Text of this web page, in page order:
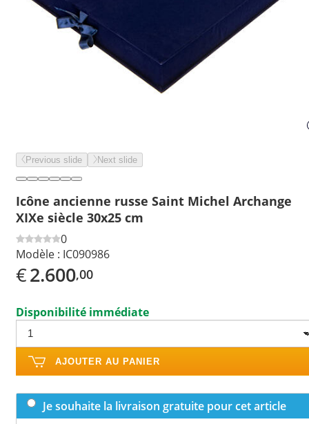
Previous slide Next slide
Icône ancienne russe Saint Michel Archange
XIXe siècle 30x25 cm
0
Modèle : IC090986
€2.600,00
Disponibilité immédiate
AJOUTER AU PANIER
Je souhaite la livraison gratuite pour cet article